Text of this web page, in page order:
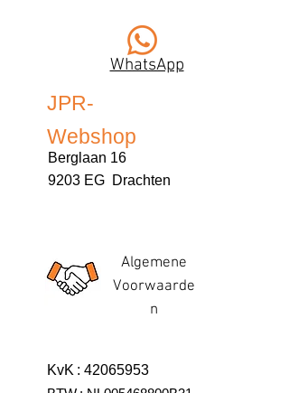
WhatsApp
JPR-
Webshop
Berglaan 16
9203 EG Drachten
Algemene
Voorwaarde
n
KvK : 42065953